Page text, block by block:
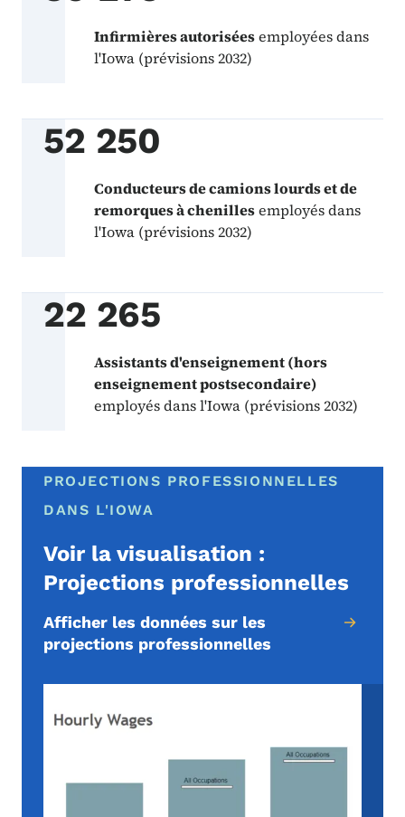
Infirmières autoriséesemployées dans
l'Iowa (prévisions 2032)
52 250
Conducteurs de camions lourds et de
remorques à chenillesemployés dans
l'Iowa (prévisions 2032)
22 265
Assistants d'enseignement (hors
enseignement postsecondaire)
employés dans l'Iowa (prévisions 2032)
PROJECTIONS PROFESSIONNELLES
DANS L'IOWA
Voir la visualisation :
Projections professionnelles
Afficher les données sur les
projections professionnelles